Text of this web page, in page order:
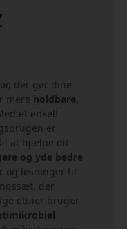
der gør dine
mere holdbare,
et enkelt
er
til at hjælpe dit
og yde bedre
og løsninger til
der
etuier bruger